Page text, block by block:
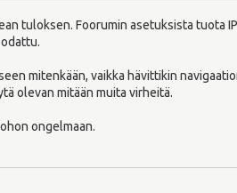
tuloksen. Foorumin asetuksista tuota
mitenkään, vaikka hävittikin
olevan mitään muita virheitä.
ongelmaan.